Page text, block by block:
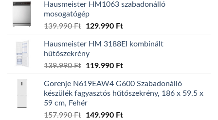
Hausmeister HM1063 szabadonálló
mosogatógép
139.990Ft
Original
was:
139.990 Ft.
129.990 FtCurrent
is:
Hausmeister HM 3188EI kombinált
hűtőszekrény
139.990Ft
Original
was:
139.990 Ft.
119.990 FtCurrent
is:
119.990 Ft.
Gorenje N619EAW4 G600 Szabadonálló
készülék fagyasztós hűtőszekrény, 186 x 59.5 x
59 cm, Fehér
157.990Ft
Original
149.990 FtCurrent